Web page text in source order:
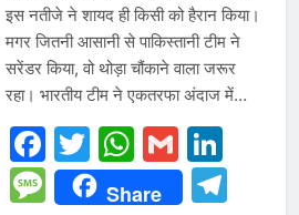
इस नतीजे ने शायद ही किसी को हैरान किया।
मगर जितनी आसानी से पाकिस्तानी टीम ने
सरेंडर किया, वो थोड़ा चौंकाने वाला जरूर
रहा। भारतीय टीम ने एकतरफा अंदाज में…
Facebook
TwitterGmail
Message
Share